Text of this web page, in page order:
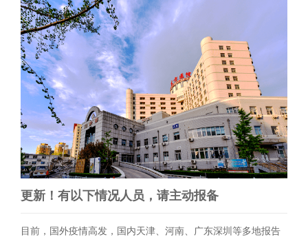
更新！有以下情况人员，请主动报备
目前，国外疫情高发，国内天津、河南、广东深圳等多地报告